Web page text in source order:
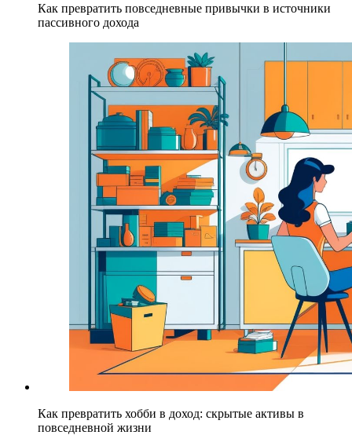
Как превратить повседневные привычки в источники
пассивного дохода
Как превратить хобби в доход: скрытые активы в
повседневной жизни